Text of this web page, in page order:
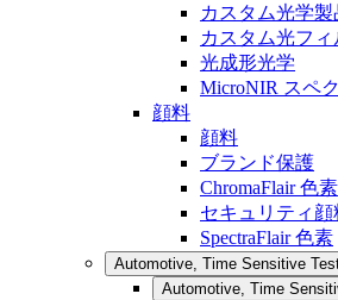
カスタム光学製
カスタム光フィ
光成形光学
MicroNIR スペ
顔料
顔料
ブランド保護
ChromaFlair 色素
セキュリティ顔
SpectraFlair 色素
Automotive, Time Sensitive
Automotive, Time